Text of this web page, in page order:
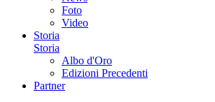
Foto
Video
Storia
Storia
Albo d'Oro
Edizioni Precedenti
Partner